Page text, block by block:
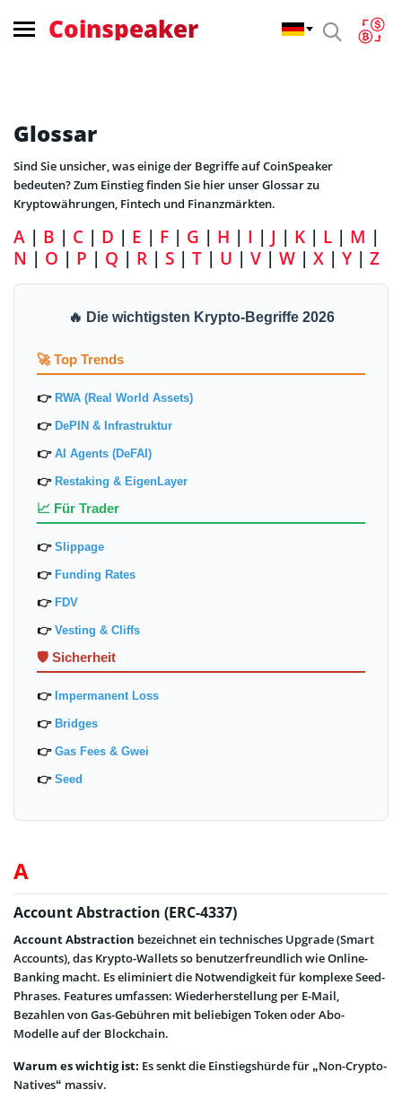
Coinspeaker
Glossar
Sind Sie unsicher, was einige der Begriffe auf CoinSpeaker
bedeuten? Zum Einstieg finden Sie hier unser Glossar zu
Kryptowährungen, Fintech und Finanzmärkten.
A | B | C | D | E | F | G | H | I | J | K | L | M |
N | O | P | Q | R | S | T | U | V | W | X | Y | Z
🔥 Die wichtigsten Krypto-Begriffe 2026
🚀 Top Trends
👉 RWA (Real World Assets)
👉 DePIN & Infrastruktur
👉 AI Agents (DeFAI)
👉 Restaking & EigenLayer
📈 Für Trader
👉 Slippage
👉 Funding Rates
👉 FDV
👉 Vesting & Cliffs
🛡️ Sicherheit
👉 Impermanent Loss
👉 Bridges
👉 Gas Fees & Gwei
👉 Seed
A
Account Abstraction (ERC-4337)
Account Abstraction bezeichnet ein technisches Upgrade (Smart
Accounts), das Krypto-Wallets so benutzerfreundlich wie Online-
Banking macht. Es eliminiert die Notwendigkeit für komplexe Seed-
Phrases. Features umfassen: Wiederherstellung per E-Mail,
Bezahlen von Gas-Gebühren mit beliebigen Token oder Abo-
Modelle auf der Blockchain.
Warum es wichtig ist: Es senkt die Einstiegshürde für „Non-Crypto-
Natives“ massiv.